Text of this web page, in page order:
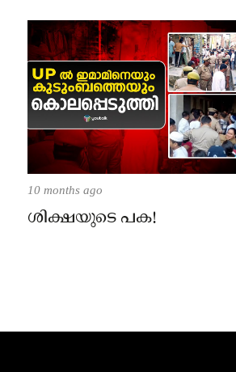
10 months ago
ശിക്ഷയുടെ പക!